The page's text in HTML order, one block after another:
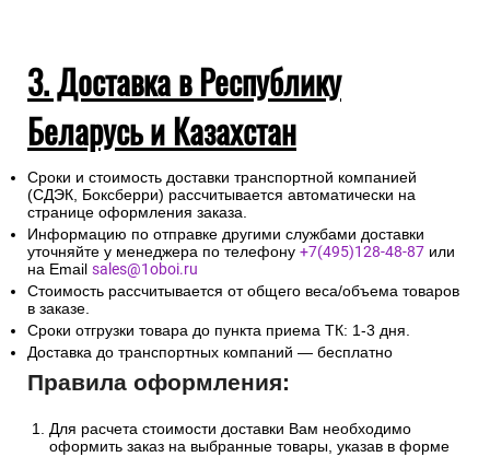
3. Доставка в Республику
Беларусь и Казахстан
Сроки и стоимость доставки транспортной компанией
(СДЭК, Боксберри) рассчитывается автоматически на
странице оформления заказа.
Информацию по отправке другими службами доставки
уточняйте у менеджера по телефону +7(495)128-48-87 или
на Email sales@1oboi.ru
Стоимость рассчитывается от общего веса/объема товаров
в заказе.
Сроки отгрузки товара до пункта приема ТК: 1-3 дня.
Доставка до транспортных компаний — бесплатно
Правила оформления:
Для расчета стоимости доставки Вам необходимо
оформить заказ на выбранные товары, указав в форме